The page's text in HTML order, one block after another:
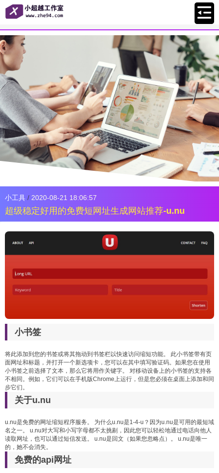
小工具 / 2020-08-21 18:06:57
超级稳定好用的免费短网址生成网站推荐-u.nu
小书签
ㅤㅤ将此添加到您的书签或将其拖动到书签栏以快速访问缩短功能。 ㅤㅤ此小书签带有页
面网址和标题，并打开一个新选项卡，您可以在其中填写验证码。如果您在使用
小书签之前选择了文本，那么它将用作关键字。 ㅤㅤ对移动设备上的小书签的支持各
不相同。例如，它们可以在手机版Chrome上运行，但是您必须在桌面上添加和同
步它们。
关于u.nu
ㅤㅤu.nu是免费的网址缩短程序服务。 ㅤㅤ为什么u.nu是1-4-u？因为u.nu是可用的最短域
名之一。 ㅤㅤu.nu对大写和小写字母都不太挑剔，因此您可以轻松地通过电话向他人
读取网址，也可以通过短信发送。 ㅤㅤu.nu是回文（如果您忽略点）。 ㅤㅤu.nu是唯一
的，她不会消失。
免费的api网址